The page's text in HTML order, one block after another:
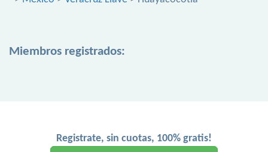
Miembros registrados:
Registrate, sin cuotas, 100% gratis!